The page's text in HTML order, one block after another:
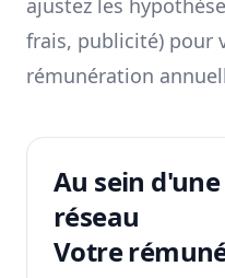
ajustez les
frais, publicité) pour
rémunération
Au sein
réseau
Votre